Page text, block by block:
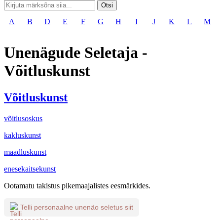
Otsi
A B D E F G H I J K L M
Unenägude Seletaja -
Võitluskunst
Võitluskunst
võitlusoskus
kakluskunst
maadluskunst
enesekaitsekunst
Ootamatu takistus pikemaajalistes eesmärkides.
Telli personaalne unenäo seletus siit